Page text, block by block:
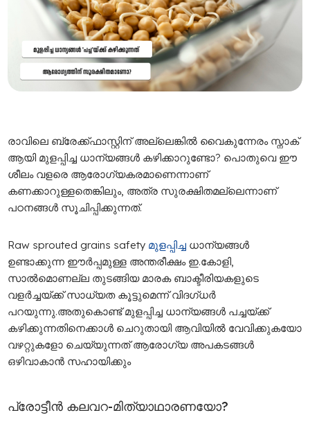
രാവിലെ ബ്രേക്ക്ഫാസ്റ്റിന് അല്ലെങ്കിൽ വൈകുന്നേരം സ്നാക്
ആയി മുളപ്പിച്ച ധാന്യങ്ങൾ കഴിക്കാറുണ്ടോ? പൊതുവെ ഈ
ശീലം വളരെ ആരോ​ഗ്യകരമാണെന്നാണ്
കണക്കാറുള്ളതെങ്കിലും, അത്ര സുരക്ഷിതമല്ലെന്നാണ്
പഠനങ്ങൾ സൂചിപ്പിക്കുന്നത്.
Raw sprouted grains safety മുളപ്പിച്ച ധാന്യങ്ങൾ
ഉണ്ടാക്കുന്ന ഈർപ്പമുള്ള അന്തരീക്ഷം ഇ.കോളി,
സാൽമൊണല്ല തുടങ്ങിയ മാരക ബാക്ടീരിയകളുടെ
വളർച്ചയ്ക്ക് സാധ്യത കൂട്ടുമെന്ന് വിദ​ഗ്ധർ
പറയുന്നു.അതുകൊണ്ട് മുളപ്പിച്ച ധാന്യങ്ങൾ പച്ചയ്ക്ക്
കഴിക്കുന്നതിനെക്കാൾ ചെറുതായി ആവിയിൽ വേവിക്കുകയോ
വഴറ്റുകളോ ചെയ്യുന്നത് ആരോ​ഗ്യ അപകടങ്ങൾ
ഒഴിവാകാൻ സഹായിക്കും
പ്രോട്ടീൻ കലവറ-മിത്യാഥാരണയോ?